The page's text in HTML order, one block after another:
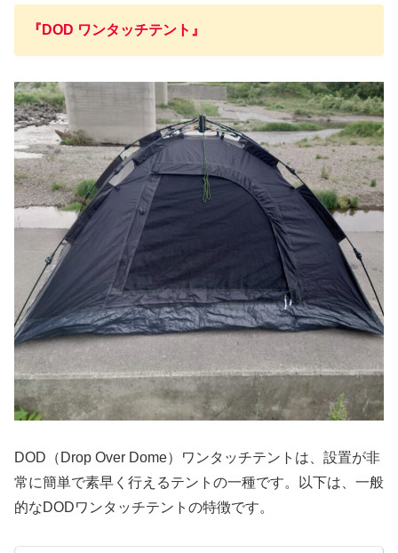
『DOD ワンタッチテント』
DOD（Drop Over Dome）ワンタッチテントは、設置が非
常に簡単で素早く行えるテントの一種です。以下は、一般
的なDODワンタッチテントの特徴です。